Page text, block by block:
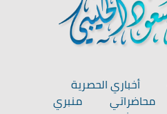
أخباري الحصرية
محاضراتي
منبري